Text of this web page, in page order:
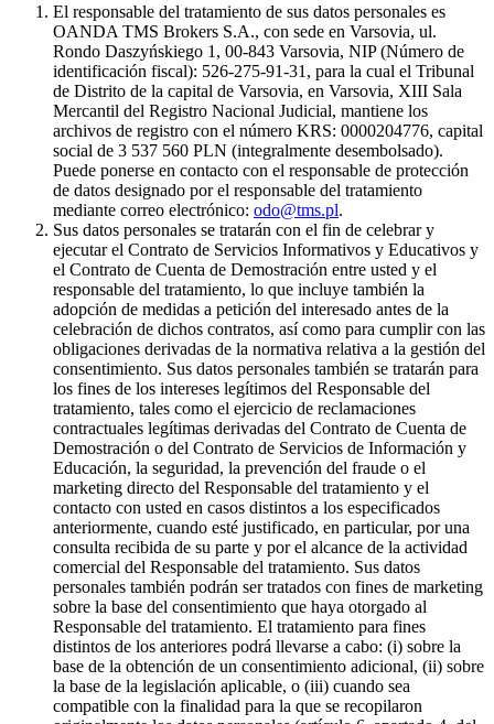
El responsable del tratamiento de sus datos personales es
OANDA TMS Brokers S.A., con sede en Varsovia, ul.
Rondo Daszyńskiego 1, 00-843 Varsovia, NIP (Número de
identificación fiscal): 526-275-91-31, para la cual el Tribunal
de Distrito de la capital de Varsovia, en Varsovia, XIII Sala
Mercantil del Registro Nacional Judicial, mantiene los
archivos de registro con el número KRS: 0000204776, capital
social de 3 537 560 PLN (integralmente desembolsado).
Puede ponerse en contacto con el responsable de protección
de datos designado por el responsable del tratamiento
mediante correo electrónico: odo@tms.pl.
Sus datos personales se tratarán con el fin de celebrar y
ejecutar el Contrato de Servicios Informativos y Educativos y
el Contrato de Cuenta de Demostración entre usted y el
responsable del tratamiento, lo que incluye también la
adopción de medidas a petición del interesado antes de la
celebración de dichos contratos, así como para cumplir con las
obligaciones derivadas de la normativa relativa a la gestión del
consentimiento. Sus datos personales también se tratarán para
los fines de los intereses legítimos del Responsable del
tratamiento, tales como el ejercicio de reclamaciones
contractuales legítimas derivadas del Contrato de Cuenta de
Demostración o del Contrato de Servicios de Información y
Educación, la seguridad, la prevención del fraude o el
marketing directo del Responsable del tratamiento y el
contacto con usted en casos distintos a los especificados
anteriormente, cuando esté justificado, en particular, por una
consulta recibida de su parte y por el alcance de la actividad
comercial del Responsable del tratamiento. Sus datos
personales también podrán ser tratados con fines de marketing
sobre la base del consentimiento que haya otorgado al
Responsable del tratamiento. El tratamiento para fines
distintos de los anteriores podrá llevarse a cabo: (i) sobre la
base de la obtención de un consentimiento adicional, (ii) sobre
la base de la legislación aplicable, o (iii) cuando sea
compatible con la finalidad para la que se recopilaron